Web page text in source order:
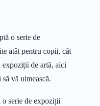
o serie de
atât pentru copii, cât
de artă, aici
vă uimească.
serie de expoziții